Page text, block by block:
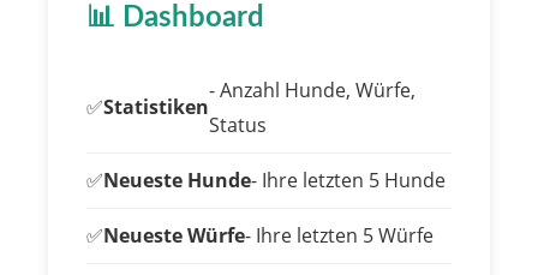
📊 Dashboard
✅Statistiken
- Anzahl Hunde, Würfe,
Status
✅Neueste Hunde- Ihre letzten 5 Hunde
✅Neueste Würfe- Ihre letzten 5 Würfe